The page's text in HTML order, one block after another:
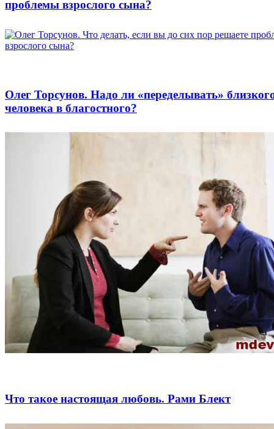
проблемы взрослого сына?
Олег Торсунов. Надо ли «переделывать»
человека в благостного?
Что такое настоящая любовь. Рами Блект